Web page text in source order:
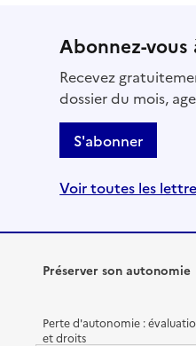
Abonnez-
Recevez
dossier du mois,
S'abonner
Voir toutes les
Préserver son autonomie
Perte d'autonomie :
et droits